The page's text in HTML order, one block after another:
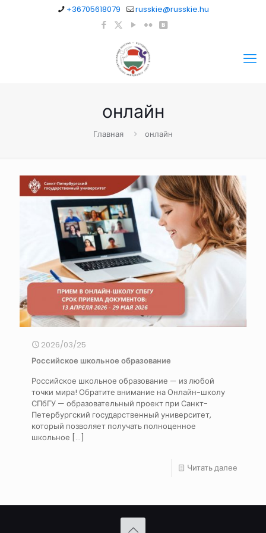
+36705618079 russkie@russkie.hu
онлайн
Главная онлайн
2026/03/25
Российское школьное образование
Российское школьное образование — из любой
точки мира! Обратите внимание на Онлайн-школу
СПбГУ — образовательный проект при Санкт-
Петербургский государственный университет,
который позволяет получать полноценное
школьное […]
Читать далее